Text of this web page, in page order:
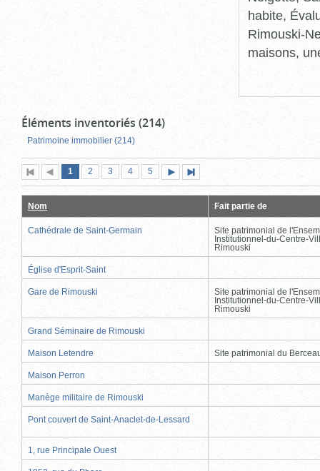
habite,
Rimouski-
maisons,
Éléments inventoriés (214)
Patrimoine immobilier (214)
Première
page
Page
précédente
Page
1 (page
actuelle)
Page
2 Page
3 Page
4 Page
5
suivante
page
Nom Fait partie de
Cathédrale de Saint-Germain
Site patrimonial de
Institutionnel-du-Centre-
Rimouski
Église d'Esprit-Saint
Gare de Rimouski
Site patrimonial de
Institutionnel-du-Centre-
Rimouski
Grand Séminaire de Rimouski
Maison Letendre Site patrimonial du
Maison Perron
Manège militaire de Rimouski
Pont couvert de Saint-Anaclet-de-Lessard
1, rue Principale Ouest